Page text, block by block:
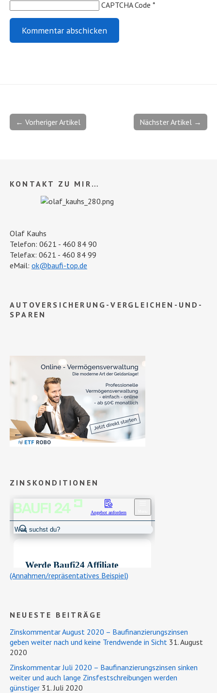
CAPTCHA Code *
Nächster Artikel →
← Vorheriger Artikel
KONTAKT ZU MIR…
Olaf Kauhs
Telefon: 0621 - 460 84 90
Telefax: 0621 - 460 84 99
eMail: ok@baufi-top.de
AUTOVERSICHERUNG-VERGLEICHEN-UND-
SPAREN
ZINSKONDITIONEN
(Annahmen/repräsentatives Beispiel)
NEUESTE BEITRÄGE
Zinskommentar August 2020 – Baufinanzierungszinsen
geben weiter nach und keine Trendwende in Sicht 31. August
2020
Zinskommentar Juli 2020 – Baufinanzierungszinsen sinken
weiter und auch lange Zinsfestschreibungen werden
günstiger 31. Juli 2020